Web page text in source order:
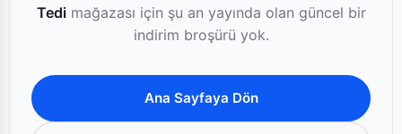
Tedimağazası için şu an yayında olan güncel bir
indirim broşürü yok.
Ana Sayfaya Dön